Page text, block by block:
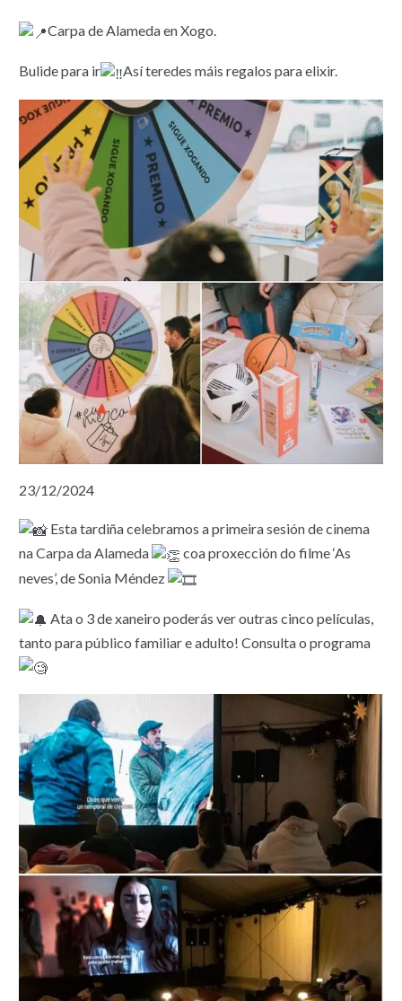
Carpa de Alameda en Xogo.
Bulide para ir Así teredes máis regalos para elixir.
23/12/2024
Esta tardiña celebramos a primeira sesión de cinema
na Carpa da Alameda
coa proxección do filme ‘As
neves’, de Sonia Méndez
Ata o 3 de xaneiro poderás ver outras cinco películas,
tanto para público familiar e adulto! Consulta o programa